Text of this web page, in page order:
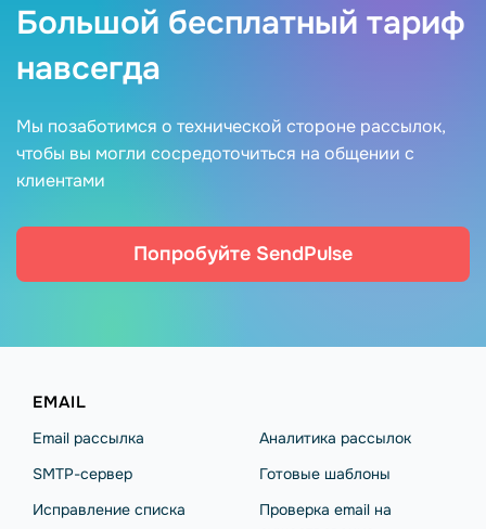
Большой бесплатный тариф
навсегда
Мы позаботимся о технической стороне рассылок,
чтобы вы могли сосредоточиться на общении с
клиентами
Попробуйте SendPulse
EMAIL
Email рассылка
SMTP-сервер
Исправление списка
Аналитика рассылок
Готовые шаблоны
Проверка email на